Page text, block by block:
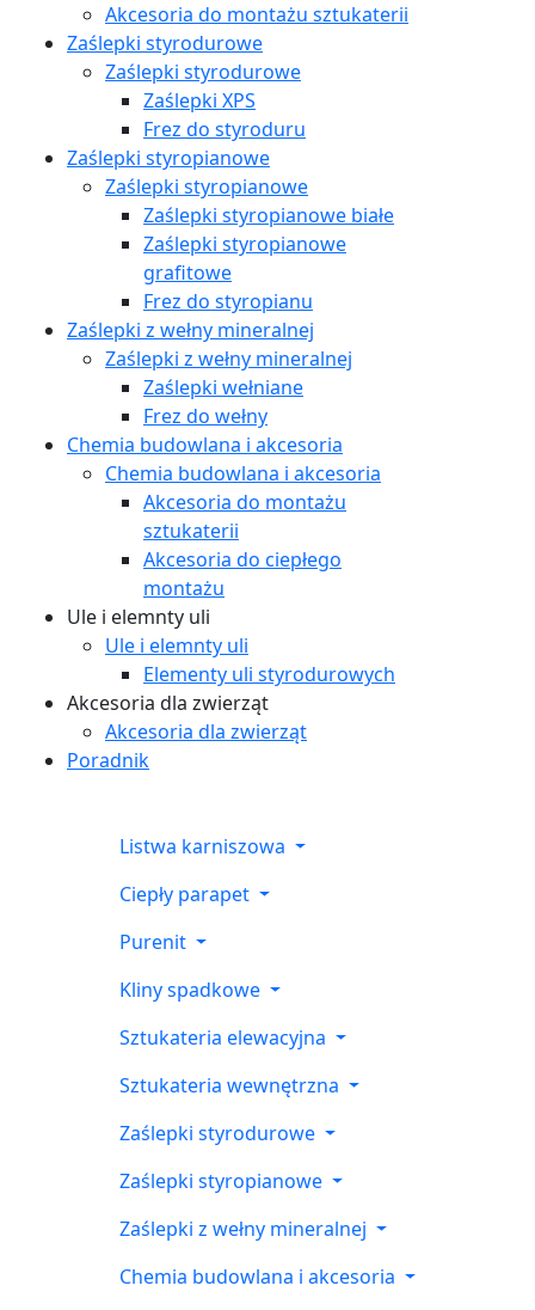
Akcesoria do montażu sztukaterii
Zaślepki styrodurowe
Zaślepki styrodurowe
Zaślepki XPS
Frez do styroduru
Zaślepki styropianowe
Zaślepki styropianowe
Zaślepki styropianowe białe
Zaślepki styropianowe
grafitowe
Frez do styropianu
Zaślepki z wełny mineralnej
Zaślepki z wełny mineralnej
Zaślepki wełniane
Frez do wełny
Chemia budowlana i akcesoria
Chemia budowlana i akcesoria
Akcesoria do montażu
sztukaterii
Akcesoria do ciepłego
montażu
Ule i elemnty uli
Ule i elemnty uli
Elementy uli styrodurowych
Akcesoria dla zwierząt
Akcesoria dla zwierząt
Poradnik
Listwa karniszowa
Ciepły parapet
Purenit
Kliny spadkowe
Sztukateria elewacyjna
Sztukateria wewnętrzna
Zaślepki styrodurowe
Zaślepki styropianowe
Zaślepki z wełny mineralnej
Chemia budowlana i akcesoria